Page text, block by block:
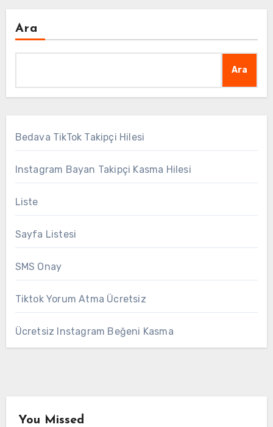
Ara
Ara
Bedava TikTok Takipçi Hilesi
Instagram Bayan Takipçi Kasma Hilesi
Liste
Sayfa Listesi
SMS Onay
Tiktok Yorum Atma Ücretsiz
Ücretsiz Instagram Beğeni Kasma
You Missed